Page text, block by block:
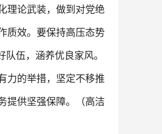
理论武装，做到对党绝
质效。要保持高压态势
伍，涵养优良家风。
力的举措，坚定不移推
提供坚强保障。（高洁